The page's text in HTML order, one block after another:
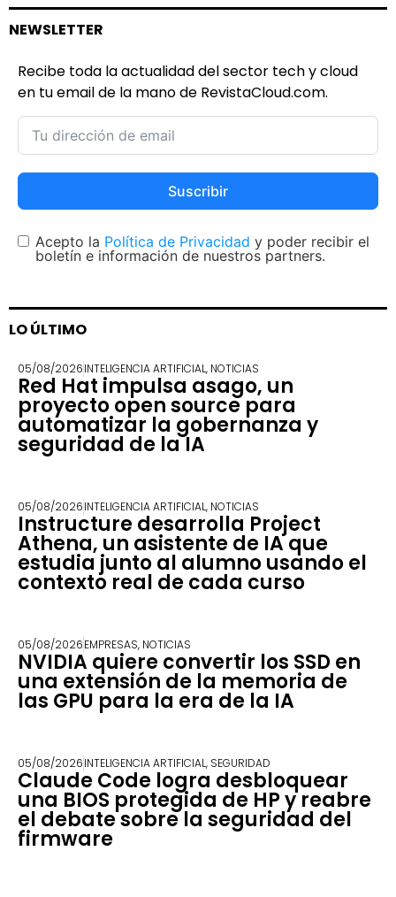
NEWSLETTER
Recibe toda la actualidad del sector tech y cloud
en tu email de la mano de RevistaCloud.com.
Suscribir
Acepto la Política de Privacidad y poder recibir el
boletín e información de nuestros partners.
LO ÚLTIMO
05/08/2026INTELIGENCIA ARTIFICIAL, NOTICIAS
Red Hat impulsa asago, un
proyecto open source para
automatizar la gobernanza y
seguridad de la IA
05/08/2026INTELIGENCIA ARTIFICIAL, NOTICIAS
Instructure desarrolla Project
Athena, un asistente de IA que
estudia junto al alumno usando el
contexto real de cada curso
05/08/2026EMPRESAS, NOTICIAS
NVIDIA quiere convertir los SSD en
una extensión de la memoria de
las GPU para la era de la IA
05/08/2026INTELIGENCIA ARTIFICIAL, SEGURIDAD
Claude Code logra desbloquear
una BIOS protegida de HP y reabre
el debate sobre la seguridad del
firmware